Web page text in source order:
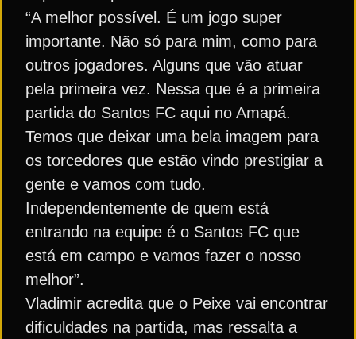
“A melhor possível. É um jogo super
importante. Não só para mim, como para
outros jogadores. Alguns que vão atuar
pela primeira vez. Nessa que é a primeira
partida do Santos FC aqui no Amapá.
Temos que deixar uma bela imagem para
os torcedores que estão vindo prestigiar a
gente e vamos com tudo.
Independentemente de quem está
entrando na equipe é o Santos FC que
está em campo e vamos fazer o nosso
melhor”.
Vladimir acredita que o Peixe vai encontrar
dificuldades na partida, mas ressalta a